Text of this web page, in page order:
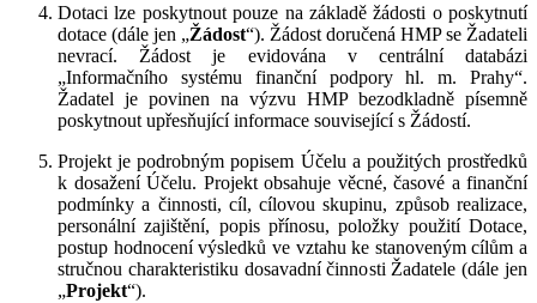
Dotaci lze poskytnout pouze na základě žádosti o poskytnutí
dotace (dále jen „Žádost“). Žádost doručená HMP se Žadateli
nevrací. Žádost je evidována v centrální databázi
„Informačního systému finanční podpory hl. m. Prahy“.
Žadatel je povinen na výzvu HMP bezodkladně písemně
poskytnout upřesňující informace související s Žádostí.
Projekt je podrobným popisem Účelu a použitých prostředků
k dosažení Účelu. Projekt obsahuje věcné, časové a finanční
podmínky a činnosti, cíl, cílovou skupinu, způsob realizace,
personální zajištění, popis přínosu, položky použití Dotace,
postup hodnocení výsledků ve vztahu ke stanoveným cílům a
stručnou charakteristiku dosavadní činnosti Žadatele (dále jen
„Projekt“).